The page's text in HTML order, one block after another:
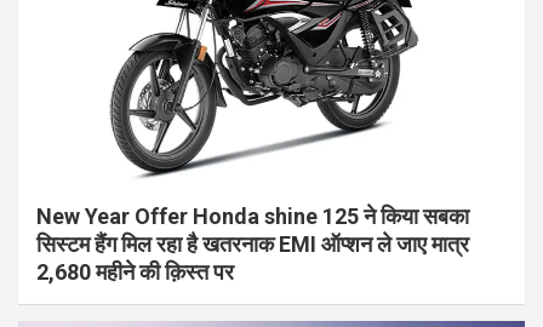
New Year Offer Honda shine 125 ने किया सबका
सिस्टम हैंग मिल रहा है खतरनाक EMI ऑप्शन ले जाए मात्र
2,680 महीने की क़िस्त पर